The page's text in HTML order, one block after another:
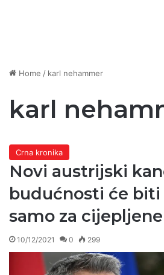
Home / karl nehammer
karl
Crna kronika
Novi austrijski
budućnosti će biti
samo za
10/12/2021 0 299